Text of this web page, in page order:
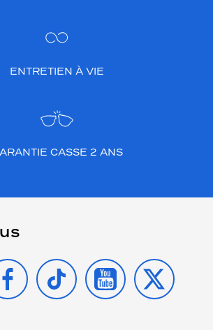
ENTRETIEN À VIE
CASSE 2 ANS
TIKTOK YOUTUBE
X